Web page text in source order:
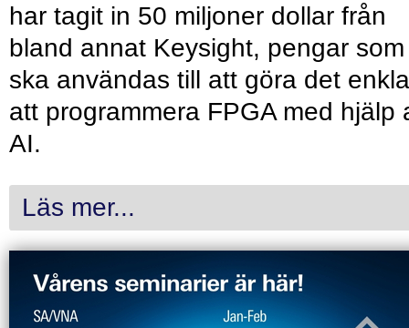
har tagit in 50 miljoner dollar från
bland annat Keysight, pengar som
ska användas till att göra det
att programmera FPGA med hjälp
AI.
Läs mer...